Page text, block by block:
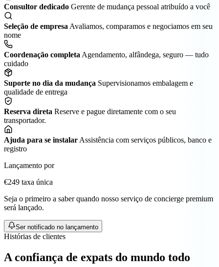
Consultor dedicado Gerente de mudança pessoal atribuído a você
Seleção de empresaAvaliamos, comparamos e negociamos em seu
nome
Coordenação completaAgendamento, alfândega, seguro — tudo
cuidado
Suporte no dia da mudança Supervisionamos embalagem e
qualidade de entrega
Reserva direta Reserve e pague diretamente com o seu
transportador.
Ajuda para se instalarAssistência com serviços públicos, banco e
registro
Lançamento por
€249 taxa única
Seja o primeiro a saber quando nosso serviço de concierge premium
será lançado.
Ser notificado no lançamento
Histórias de clientes
A confiança de expats do mundo todo